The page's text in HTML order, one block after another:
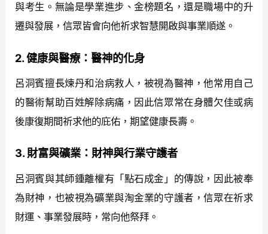
與考生。無論是學業進步、金榜題名，還是職場中的升
遷與發展，信眾皆會向他祈求智慧開啟與事業順遂。
2. 健康與醫療：醫神的化身
呂洞賓擅長煉丹和治病救人，被視為醫神，他常用自己
的醫術幫助百姓解除病痛，因此信眾常在身體欠佳或病
後康復期間祈求他的庇佑，期望健康長壽。
3. 財富與礦業：財神與行業守護者
呂洞賓與其師鍾離權有「點石成金」的傳說，因此被奉
為財神，也被視為礦業與淘金業的守護者，信眾在祈求
財運、事業發展時，常向他祭拜。